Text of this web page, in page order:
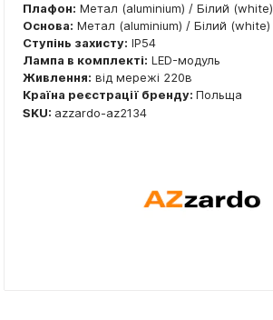
Плафон: Метал (aluminium) / Білий (white)
Основа: Метал (aluminium) / Білий (white)
Ступінь захисту: IP54
Лампа в комплекті: LED-модуль
Живлення: від мережі 220в
Країна реєстрації бренду: Польща
SKU: azzardo-az2134